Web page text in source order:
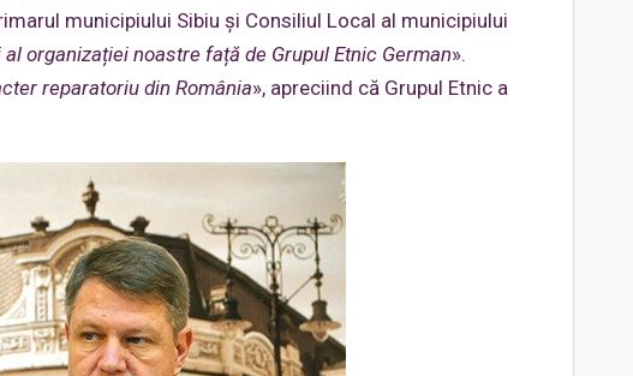
municipiului Sibiu și Consiliul Local al municipiului
organizației noastre față de Grupul Etnic German».
reparatoriu din România», apreciind că Grupul Etnic a